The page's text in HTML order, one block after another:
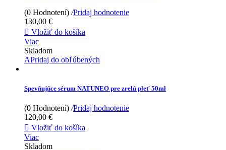
(0 Hodnotení) /Pridaj hodnotenie
130,00 €
 Vložiť do košíka
Viac
Skladom
APridaj do obľúbených
Spevňujúce sérum NATUNEO pre zrelú pleť 50ml
(0 Hodnotení) /Pridaj hodnotenie
120,00 €
 Vložiť do košíka
Viac
Skladom